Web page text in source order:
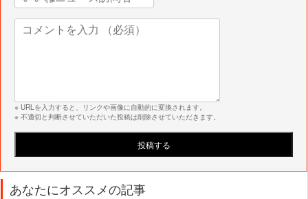
※ URLを入力すると、リンクや画像に自動的に変換されます。
※ 不適切と判断させていただいた投稿は削除させていただきます。
あなたにオススメの記事